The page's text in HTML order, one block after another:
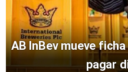
AB InBev mueve
pagar